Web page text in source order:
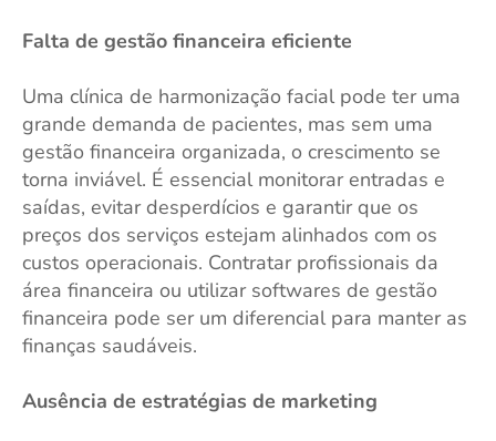
Falta de gestão financeira eficiente
Uma clínica de harmonização facial pode ter uma
grande demanda de pacientes, mas sem uma
gestão financeira organizada, o crescimento se
torna inviável. É essencial monitorar entradas e
saídas, evitar desperdícios e garantir que os
preços dos serviços estejam alinhados com os
custos operacionais. Contratar profissionais da
área financeira ou utilizar softwares de gestão
financeira pode ser um diferencial para manter as
finanças saudáveis.
Ausência de estratégias de marketing